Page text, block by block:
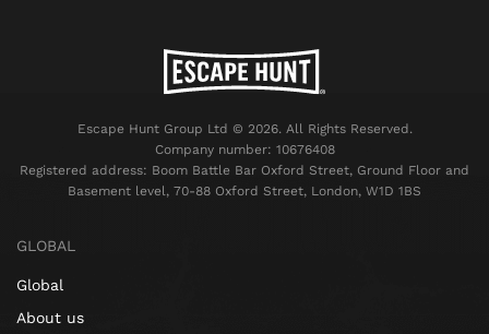
Escape Hunt Group Ltd © 2026. All Rights Reserved.
Company number: 10676408
Registered address: Boom Battle Bar Oxford Street, Ground Floor and
Basement level, 70-88 Oxford Street, London, W1D 1BS
GLOBAL
Global
About us